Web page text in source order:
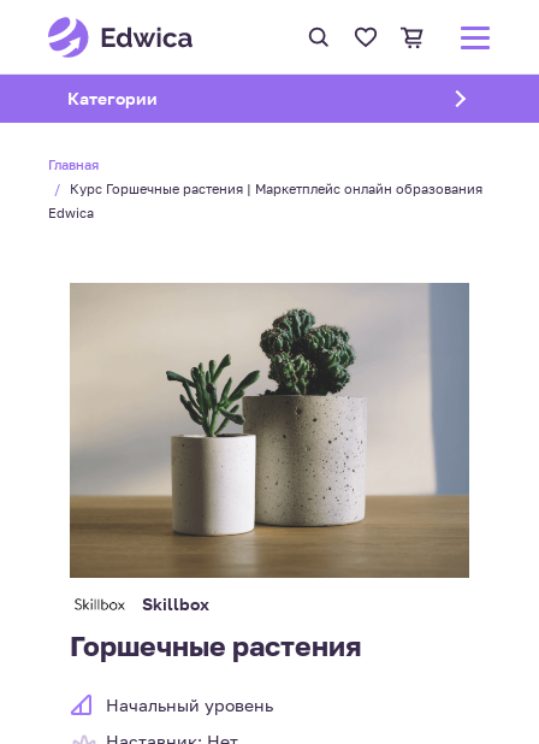
Открыть подменю
Категории
Главная
Курс Горшечные растения | Маркетплейс онлайн образования
Edwica
Skillbox
Горшечные растения
Начальный уровень